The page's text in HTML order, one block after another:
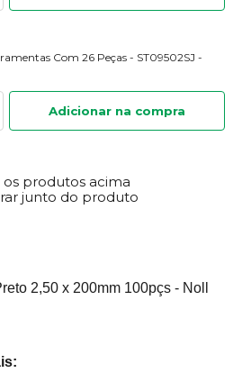
Com 26 Peças - ST09502SJ -
Adicionar na compra
produtos acima
junto do produto
2,50 x 200mm 100pçs - Noll